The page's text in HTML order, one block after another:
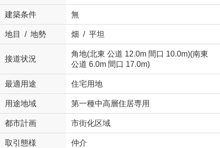
建築条件 無
地目 / 地勢 畑 / 平坦
接道状況
角地(北東 公道 12.0m 間口 10.0m)(南東
公道 6.0m 間口 17.0m)
最適用途 住宅用地
用途地域 第一種中高層住居専用
都市計画 市街化区域
取引態様 仲介